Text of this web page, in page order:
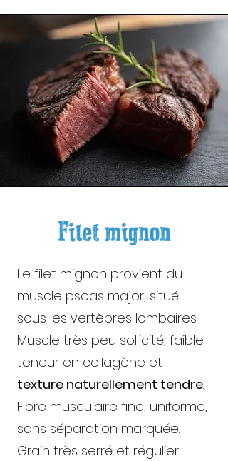
Filet mignon
Le filet mignon provient du
muscle psoas major, situé
sous les vertèbres lombaires.
Muscle très peu sollicité, faible
teneur en collagène et
texture naturellement tendre..
Fibre musculaire fine, uniforme,
sans séparation marquée.
Grain très serré et régulier.